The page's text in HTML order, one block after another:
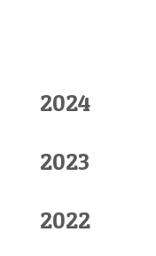
2024
2023
2022